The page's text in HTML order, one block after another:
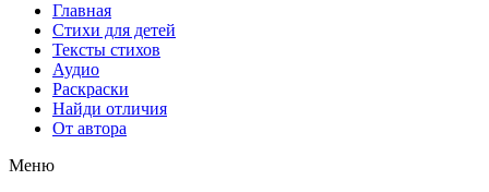
Главная
Стихи для детей
Тексты стихов
Аудио
Раскраски
Найди отличия
От автора
Меню